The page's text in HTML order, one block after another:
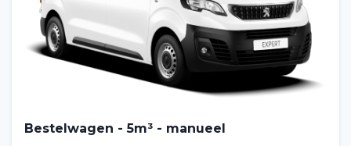
Bestelwagen - 5m³ - manueel